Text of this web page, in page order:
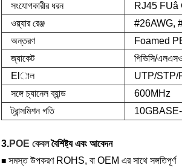
সংযোগকারীর ধরন
RJ45 FUâ
ওয়্যার রেঞ্জ
#26AWG,
অন্তরণ
Foamed
জ্যাকেট
পিভিসি/
Elাল
UTP/STP/
সঙ্গে চ্যানেল ব্যান্ড
600MHz
ট্রান্সমিশন গতি
3.POE কেবলবৈশিষ্ট্য এবং আবেদন
■ সমস্ত উপকরণ ROHS, বা OEM এর সাথে সঙ্গতিপূর্ণ